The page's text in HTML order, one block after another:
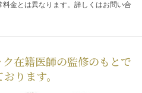
金とは異なります。詳しくはお問い合
在籍医師の監修のもとで
ります。